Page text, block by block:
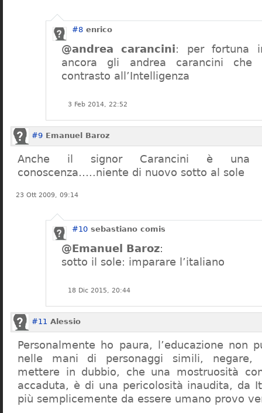
#8 enrico
@andrea carancini: per fortuna
ancora gli andrea carancini
contrasto all’Intelligenza
3 Feb 2014, 22:52
#9 Emanuel Baroz
Anche il signor Carancini è una
conoscenza…..niente di nuovo sotto al sole
23 Ott 2009, 09:14
#10 sebastiano comis
@Emanuel Baroz:
sotto il sole: imparare l’italiano
18 Dic 2015, 20:44
#11 Alessio
Personalmente ho paura, l’educazione non
nelle mani di personaggi simili, negare,
mettere in dubbio, che una mostruosità
accaduta, è di una pericolosità inaudita, da
più semplicemente da essere umano provo